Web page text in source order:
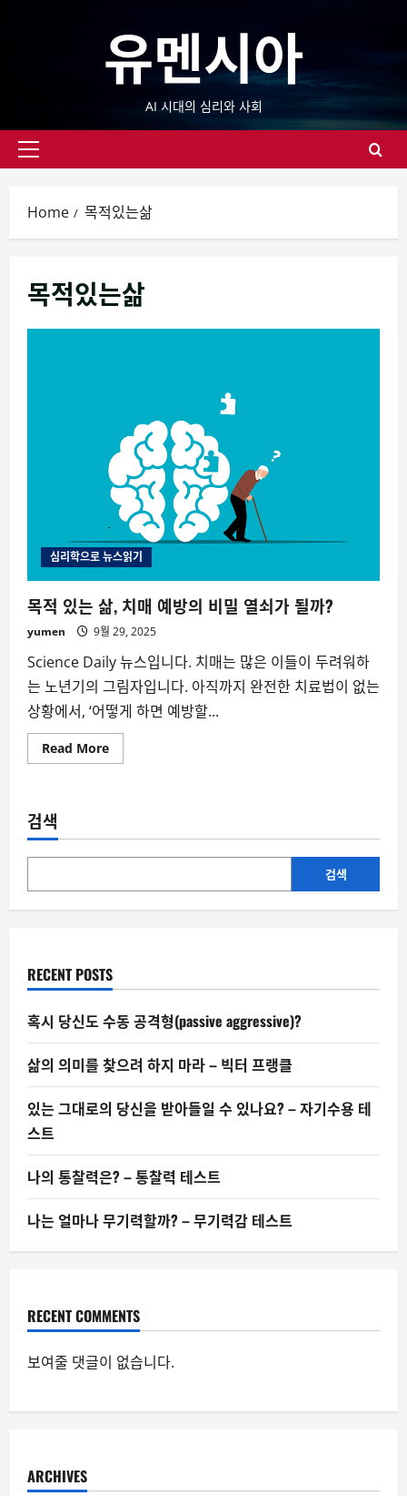
유멘시아
AI 시대의 심리와 사회
Primary
Home 목적있는삶
목적있는삶
심리학으로 뉴스읽기
목적 있는 삶, 치매 예방의 비밀 열쇠가 될까?
yumen 9월 29, 2025
Science Daily 뉴스입니다. 치매는 많은 이들이 두려워하
는 노년기의 그림자입니다. 아직까지 완전한 치료법이 없는
상황에서, ‘어떻게 하면 예방할...
Read MoreRead
more
삶,
매
방
비
가
될
까?
검색
검색
RECENT POSTS
혹시 당신도 수동 공격형(passive aggressive)?
삶의 의미를 찾으려 하지 마라 – 빅터 프랭클
있는 그대로의 당신을 받아들일 수 있나요? – 자기수용 테
스트
나의 통찰력은? – 통찰력 테스트
나는 얼마나 무기력할까? – 무기력감 테스트
RECENT COMMENTS
보여줄 댓글이 없습니다.
ARCHIVES